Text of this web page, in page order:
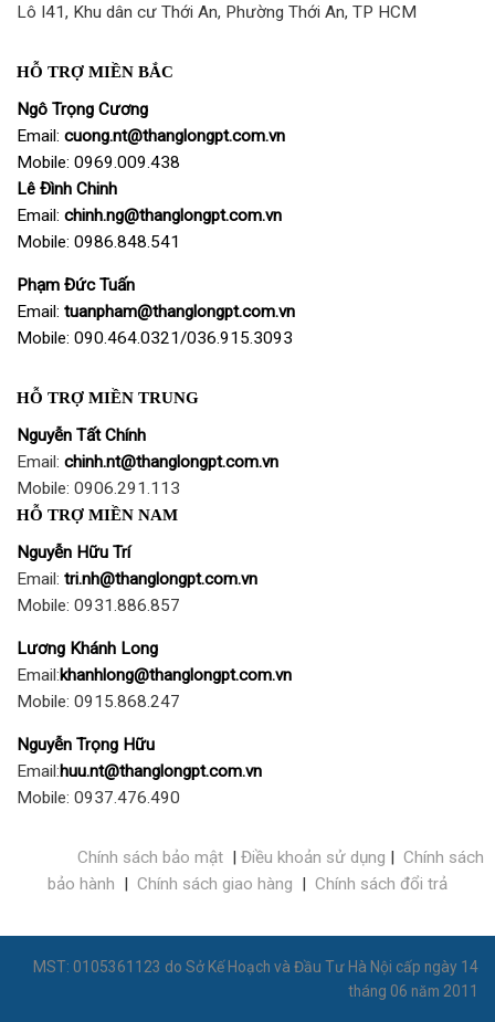
Lô I41, Khu dân cư Thới An, Phường Thới An, TP HCM
HỖ TRỢ MIỀN BẮC
Ngô Trọng Cương
Email: cuong.nt@thanglongpt.com.vn
Mobile: 0969.009.438
Lê Đình Chinh
Email: chinh.ng@thanglongpt.com.vn
Mobile: 0986.848.541
Phạm Đức Tuấn
Email: tuanpham@thanglongpt.com.vn
Mobile: 090.464.0321/036.915.3093
HỖ TRỢ MIỀN TRUNG
Nguyễn Tất Chính
Email: chinh.nt@thanglongpt.com.vn
Mobile: 0906.291.113
HỖ TRỢ MIỀN NAM
Nguyễn Hữu Trí
Email: tri.nh@thanglongpt.com.vn
Mobile: 0931.886.857
Lương Khánh Long
Email:khanhlong@thanglongpt.com.vn
Mobile: 0915.868.247
Nguyễn Trọng Hữu
Email:huu.nt@thanglongpt.com.vn
Mobile: 0937.476.490
Chính sách bảo mật | Điều khoản sử dụng | Chính sách
bảo hành | Chính sách giao hàng | Chính sách đổi trả
MST: 0105361123 do Sở Kế Hoạch và Đầu Tư Hà Nội cấp ngày 14
tháng 06 năm 2011